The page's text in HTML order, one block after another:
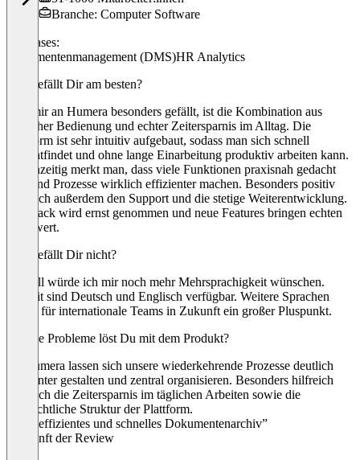
Branche: Computer Software
Use cases:
Dokumentenmanagement (DMS)HR Analytics
Was gefällt Dir am besten?
Was mir an Humera besonders gefällt, ist die Kombination aus
einfacher Bedienung und echter Zeitersparnis im Alltag. Die
Plattform ist sehr intuitiv aufgebaut, sodass man sich schnell
zurechtfindet und ohne lange Einarbeitung produktiv arbeiten kann.
Gleichzeitig merkt man, dass viele Funktionen praxisnah gedacht
sind und Prozesse wirklich effizienter machen. Besonders positiv
finde ich außerdem den Support und die stetige Weiterentwicklung.
Feedback wird ernst genommen und neue Features bringen echten
Mehrwert.
Was gefällt Dir nicht?
Aktuell würde ich mir noch mehr Mehrsprachigkeit wünschen.
Derzeit sind Deutsch und Englisch verfügbar. Weitere Sprachen
wären für internationale Teams in Zukunft ein großer Pluspunkt.
Welche Probleme löst Du mit dem Produkt?
Mit humera lassen sich unsere wiederkehrende Prozesse deutlich
effizienter gestalten und zentral organisieren. Besonders hilfreich
finde ich die Zeitersparnis im täglichen Arbeiten sowie die
übersichtliche Struktur der Plattform.
“Sehr effizientes und schnelles Dokumentenarchiv”
Herkunft der Review